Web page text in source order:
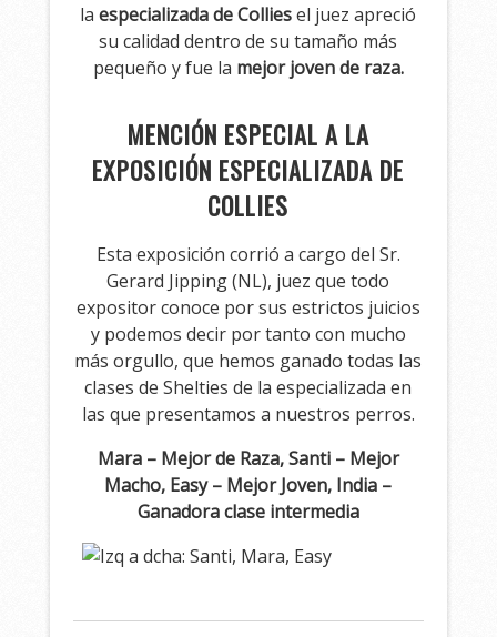
laespecializada de Colliesel juez apreció
su calidad dentro de su tamaño más
pequeño y fue la mejor joven de raza.
MENCIÓN ESPECIAL A LA
EXPOSICIÓN ESPECIALIZADA DE
COLLIES
Esta exposición corrió a cargo del Sr.
Gerard Jipping (NL), juez que todo
expositor conoce por sus estrictos juicios
y podemos decir por tanto con mucho
más orgullo, que hemos ganado todas las
clases de Shelties de la especializada en
las que presentamos a nuestros perros.
Mara – Mejor de Raza, Santi – Mejor
Macho, Easy – Mejor Joven, India –
Ganadora clase intermedia